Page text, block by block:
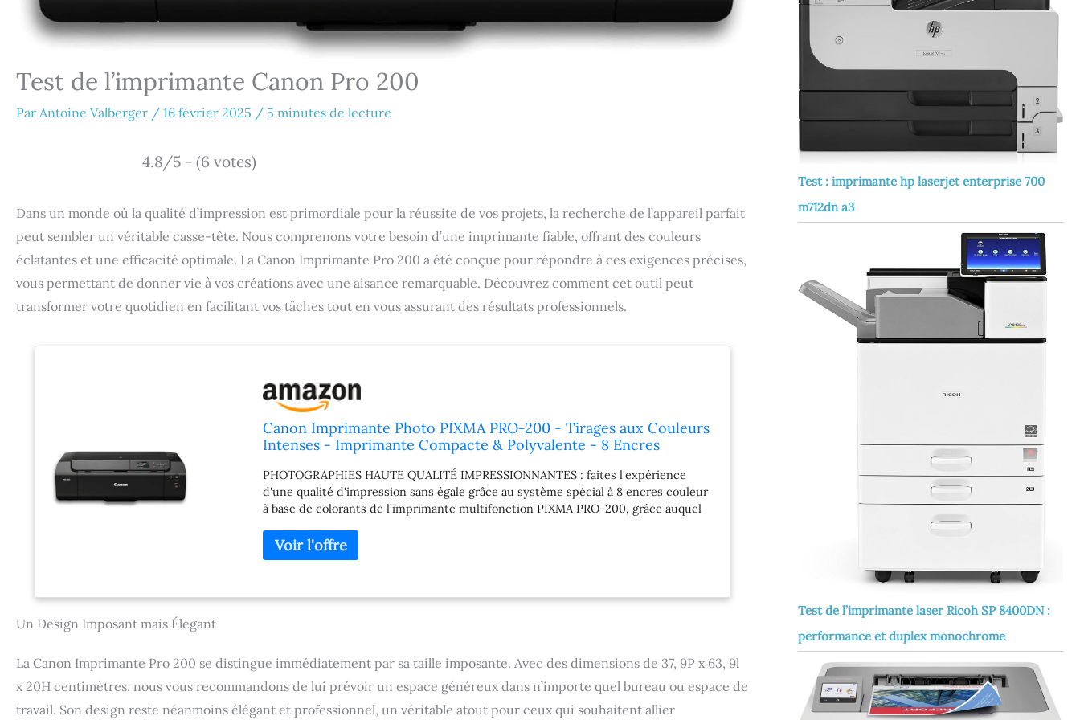
Test de l’imprimante Canon Pro 200
Par Antoine Valberger / 16 février 2025 / 5 minutes de lecture
4.8/5 - (6 votes)
Dans un monde où la qualité d’impression est primordiale pour la réussite de vos projets, la recherche de l’appareil parfait
peut sembler un véritable casse-tête. Nous comprenons votre besoin d’une imprimante fiable, offrant des couleurs
éclatantes et une efficacité optimale. La Canon Imprimante Pro 200 a été conçue pour répondre à ces exigences précises,
vous permettant de donner vie à vos créations avec une aisance remarquable. Découvrez comment cet outil peut
transformer votre quotidien en facilitant vos tâches tout en vous assurant des résultats professionnels.
Canon Imprimante Photo PIXMA PRO-200 - Tirages aux Couleurs
Intenses - Imprimante Compacte & Polyvalente - 8 Encres
- Facile à Utiliser
PHOTOGRAPHIES HAUTE QUALITÉ IMPRESSIONNANTES : faites l'expérience
d'une qualité d'impression sans égale grâce au système spécial à 8 encres couleur
à base de colorants de l’imprimante multifonction PIXMA PRO-200, grâce auquel
riches et d'une impression professionnelle réaliste, à chaque fois. CHOISISSEZ LE
PAPIER QUI VOUS CONVIENT : profitez d'une grande liberté d'impression en
accédez facilement aux instructions de l'imprimante photo instantanée avec
l'écran LCD de 7,5 cm intégré. IMPRESSION PARFAITE À CHAQUE FOIS : fini les
problèmes de désalignement du papier ! L’imprimante A3 couleur PIXMA PRO-200
dispose de 3 options d'alimentation papier différentes et d'une fonction de
Un Design Imposant mais Élegant
La Canon Imprimante Pro 200 se distingue immédiatement par sa taille imposante. Avec des dimensions de 37, 9P x 63, 9l
x 20H centimètres, nous vous recommandons de lui prévoir un espace généreux dans n’importe quel bureau ou espace de
travail. Son design reste néanmoins élégant et professionnel, un véritable atout pour ceux qui souhaitent allier
Test : imprimante hp laserjet enterprise 700
m712dn a3
Test de l’imprimante laser Ricoh SP 8400DN :
performance et duplex monochrome